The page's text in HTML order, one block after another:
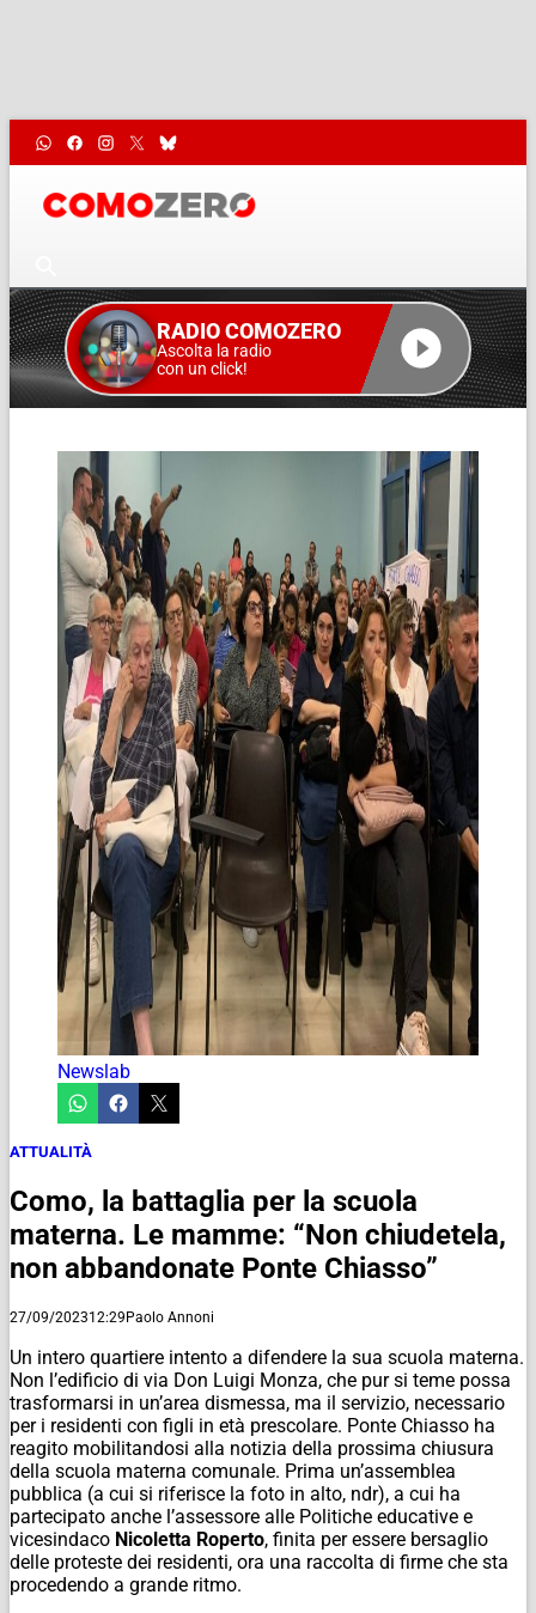
RADIO COMOZERO
Ascolta la radio
con un click!
Newslab
ATTUALITÀ
Como, la battaglia per la scuola
materna. Le mamme: “Non chiudetela,
non abbandonate Ponte Chiasso”
27/09/202312:29Paolo Annoni
Un intero quartiere intento a difendere la sua scuola materna.
Non l’edificio di via Don Luigi Monza, che pur si teme possa
trasformarsi in un’area dismessa, ma il servizio, necessario
per i residenti con figli in età prescolare. Ponte Chiasso ha
reagito mobilitandosi alla notizia della prossima chiusura
della scuola materna comunale. Prima un’assemblea
pubblica (a cui si riferisce la foto in alto, ndr), a cui ha
partecipato anche l’assessore alle Politiche educative e
vicesindaco Nicoletta Roperto, finita per essere bersaglio
delle proteste dei residenti, ora una raccolta di firme che sta
procedendo a grande ritmo.